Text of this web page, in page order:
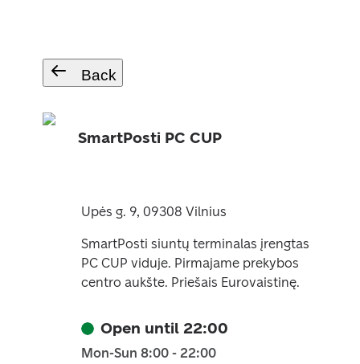
Back
SmartPosti PC CUP
Upės g. 9, 09308 Vilnius
SmartPosti siuntų terminalas įrengtas
PC CUP viduje. Pirmajame prekybos
centro aukšte. Priešais Eurovaistinę.
Open until 22:00
Mon-Sun 8:00 - 22:00